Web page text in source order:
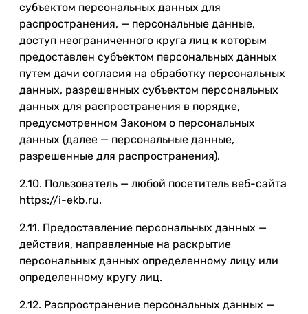
субъектом персональных данных для
распространения, — персональные данные,
доступ неограниченного круга лиц к которым
предоставлен субъектом персональных данных
путем дачи согласия на обработку персональных
данных, разрешенных субъектом персональных
данных для распространения в порядке,
предусмотренном Законом о персональных
данных (далее — персональные данные,
разрешенные для распространения).
2.10. Пользователь — любой посетитель веб-сайта
https://i-ekb.ru.
2.11. Предоставление персональных данных —
действия, направленные на раскрытие
персональных данных определенному лицу или
определенному кругу лиц.
2.12. Распространение персональных данных —